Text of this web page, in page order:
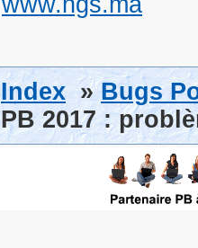
Index »Bugs
PB 2017 :